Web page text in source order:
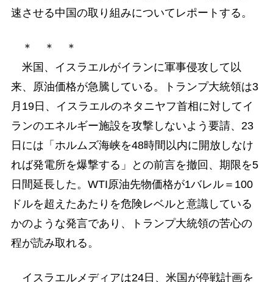
速させる中国の取り組みについてレポートする。
＊ ＊ ＊
米国、イスラエルがイランに軍事侵攻して以
来、原油価格が急騰している。トランプ大統領は3
月19日、イスラエルのネタニヤフ首相に対してイ
ランのエネルギー施設を攻撃しないよう要請、23
日には「ホルムズ海峡を48時間以内に開放しなけ
れば発電所を爆撃する」との前言を撤回、期限を5
日間延長した。WTI原油先物価格が1バレル＝100
ドルを超えたあたりを危険レベルと意識している
かのような発言であり、トランプ大統領の苦心の
程が読み取れる。
イスラエルメディアは24日、米国が停戦計画を